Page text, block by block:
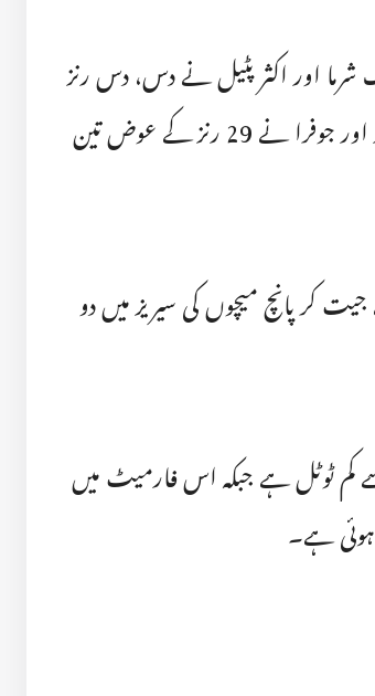
ایشان کشن نے 13، 13، ابھیشک شرما اور اکثر پٹیل نے دس، دس رنز
اسکور کئے، جوش ٹنگ نے 28 رنز کے عوض چار اور جوفرا نے 29 رنز کے عوض تین
مارجن سے جیت کر پانچ میچوں کی سیریز میں دو
کم ٹوٹل ہے جبکہ اس فارمیٹ میں
ہے۔